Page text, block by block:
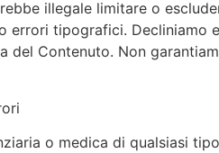
illegale limitare o
tipografici. Decliniamo
del Contenuto. Non
o medica di qualsiasi